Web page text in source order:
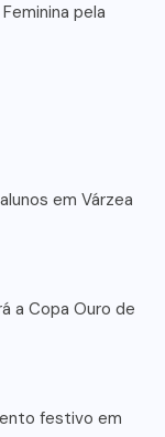
pela
em Várzea
a Copa Ouro de
festivo em